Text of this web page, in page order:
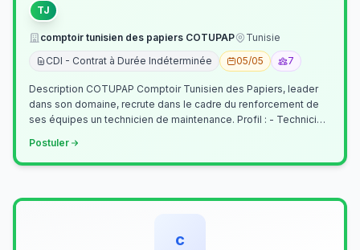
TJ
comptoir tunisien des papiers COTUPAP
Tunisie
CDI - Contrat à Durée Indéterminée
05/05 7
Description COTUPAP Comptoir Tunisien des Papiers, leader
dans son domaine, recrute dans le cadre du renforcement de
ses équipes un technicien de maintenance. Profil : - Technicien
Postuler
c